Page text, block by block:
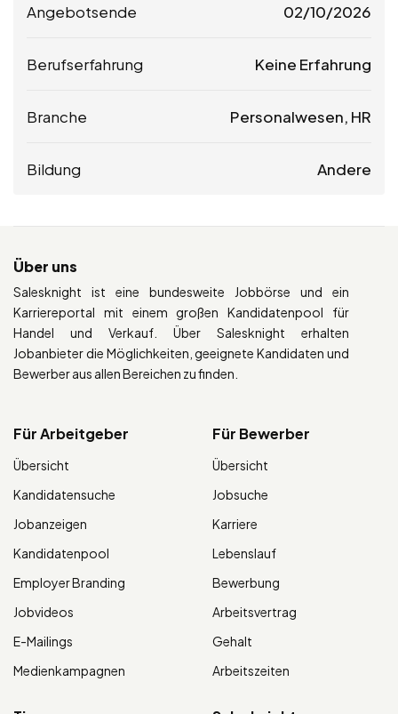
Angebotsende 02/10/2026
Berufserfahrung Keine Erfahrung
Branche Personalwesen, HR
Bildung Andere
Über uns
Salesknight ist eine bundesweite Jobbörse und ein
Karriereportal mit einem großen Kandidatenpool für
Handel und Verkauf. Über Salesknight erhalten
Jobanbieter die Möglichkeiten, geeignete Kandidaten und
Bewerber aus allen Bereichen zu finden.
Für Arbeitgeber
Übersicht
Kandidatensuche
Jobanzeigen
Kandidatenpool
Employer Branding
Jobvideos
E-Mailings
Medienkampagnen
Für Bewerber
Übersicht
Jobsuche
Karriere
Lebenslauf
Bewerbung
Arbeitsvertrag
Gehalt
Arbeitszeiten